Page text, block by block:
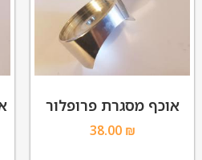
אוכף מסגרת פרופלור
38.00 ₪